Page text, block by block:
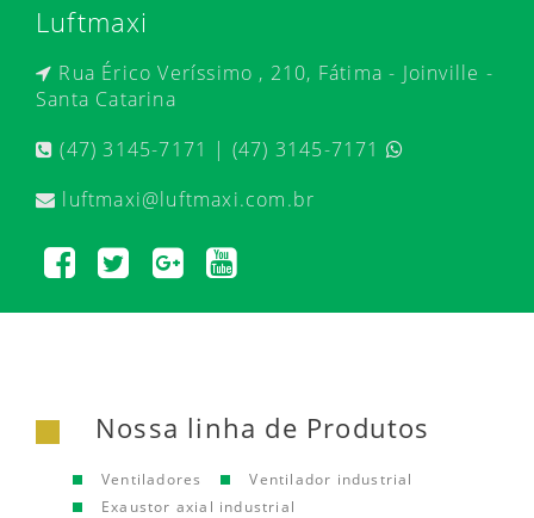
Luftmaxi
Rua Érico Veríssimo , 210, Fátima - Joinville -
Santa Catarina
(47) 3145-7171 | (47) 3145-7171
luftmaxi@luftmaxi.com.br
Nossa linha de Produtos
Ventiladores
Ventilador industrial
Exaustor axial industrial